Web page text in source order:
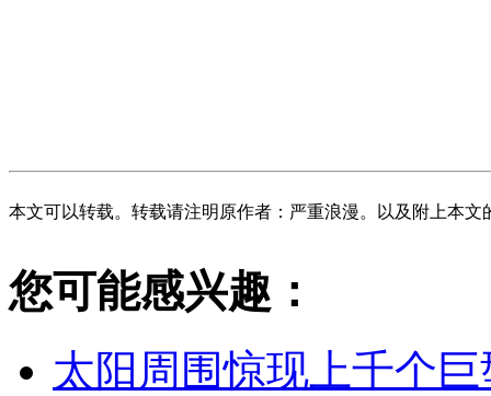
本文可以转载。转载请注明原作者：严重浪漫。以及附上本文
您可能感兴趣：
太阳周围惊现上千个